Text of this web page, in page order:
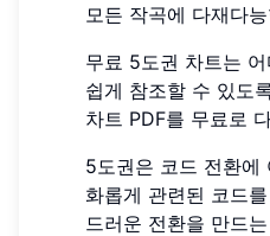
모든 작곡에 다재다
무료 5도권 차트는
쉽게 참조할 수 있도
차트 PDF를 무료로
5도권은 코드 전환에
화롭게 관련된 코드
드러운 전환을 만드